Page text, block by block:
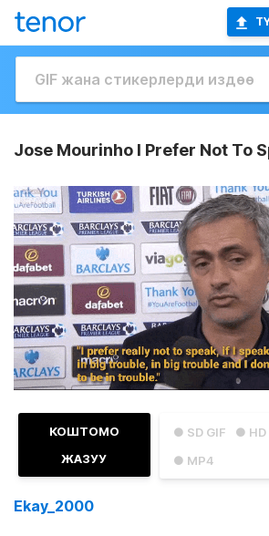
Jose Mourinho I Prefer Not To
● SD GIF
● HD
● MP4
КОШТОМО
ЖАЗУУ
Ekay_2000